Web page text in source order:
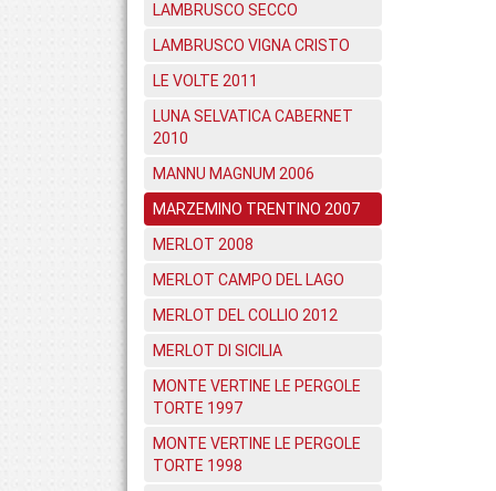
LAMBRUSCO SECCO
LAMBRUSCO VIGNA CRISTO
LE VOLTE 2011
LUNA SELVATICA CABERNET
2010
MANNU MAGNUM 2006
MARZEMINO TRENTINO 2007
MERLOT 2008
MERLOT CAMPO DEL LAGO
MERLOT DEL COLLIO 2012
MERLOT DI SICILIA
MONTE VERTINE LE PERGOLE
TORTE 1997
MONTE VERTINE LE PERGOLE
TORTE 1998